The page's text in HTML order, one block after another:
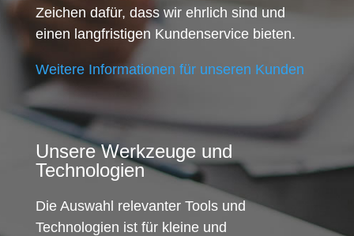
Zeichen dafür, dass wir ehrlich sind und
einen langfristigen Kundenservice bieten.
Weitere Informationen für unseren Kunden
Unsere Werkzeuge und
Technologien
Die Auswahl relevanter Tools und
Technologien ist für kleine und